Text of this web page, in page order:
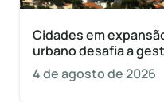
Cidades em
urbano desafia a
4 de agosto de 2026